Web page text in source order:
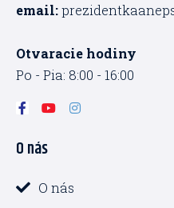
email:
Otvaracie hodiny
Po - Pia: 8:00 - 16:00
F
a
e
b
o
k
Y
u
e
I
n
O nás
O nás